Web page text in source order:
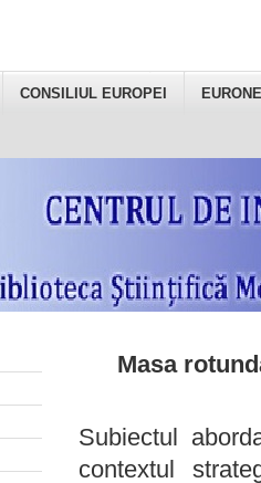
CONSILIUL EUROPEI
Masa
Subiectul
contextul